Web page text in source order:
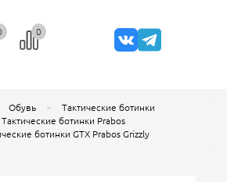
0
Обувь
Тактические ботинки
Тактические ботинки Prabos
ботинки GTX Prabos Grizzly